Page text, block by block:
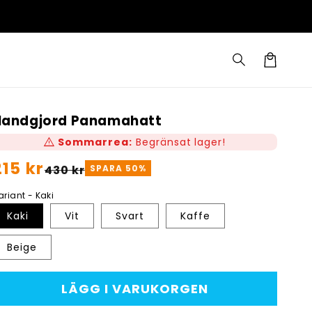
Panamahatt
warning Sommarrea: Begränsat lager!
kr430 kr SPARA 50%
- Kaki
Kaki Vit Svart Kaffe
Beige
LÄGG I VARUKORGEN